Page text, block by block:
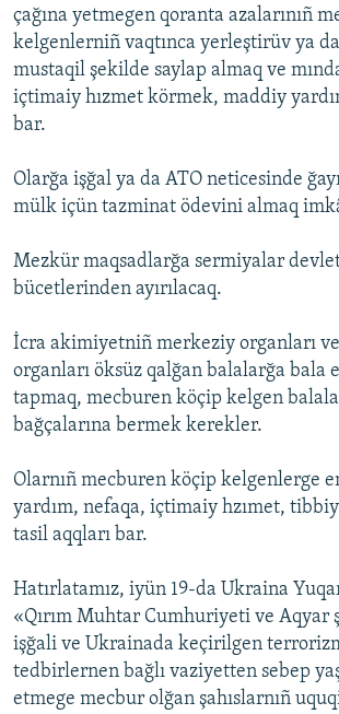
çağına yetmegen qoranta azalarınıñ
kelgenlerniñ vaqtınca yerleştirüv ya
mustaqil şekilde saylap almaq ve
içtimaiy hızmet körmek, maddiy
bar.
Olarğa işğal ya da ATO neticesinde
mülk içün tazminat ödevini almaq
Mezkür maqsadlarğa sermiyalar
bücetlerinden ayırılacaq.
İcra akimiyetniñ merkeziy organları
organları öksüz qalğan balalarğa bala
tapmaq, mecburen köçip kelgen
bağçalarına bermek kerekler.
Olarnıñ mecburen köçip kelgenlerge
yardım, nefaqa, içtimaiy hzımet,
tasil aqqları bar.
Hatırlatamız, iyün 19-da Ukraina
«Qırım Muhtar Cumhuriyeti ve Aqyar
işğali ve Ukrainada keçirilgen
tedbirlernen bağlı vaziyetten sebep
etmege mecbur olğan şahıslarnıñ